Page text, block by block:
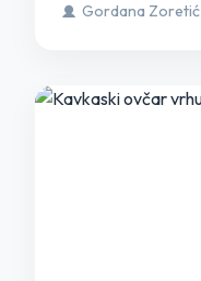
Gordana Zoretić